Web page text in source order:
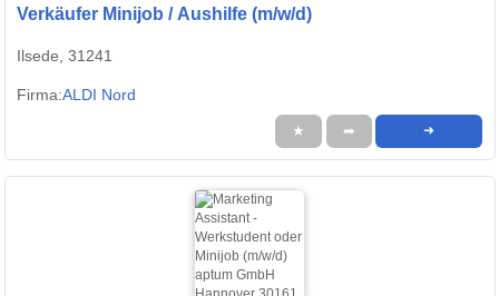
Verkäufer Minijob / Aushilfe (m/w/d)
Ilsede, 31241
Firma:ALDI Nord
★ ➦ ➜